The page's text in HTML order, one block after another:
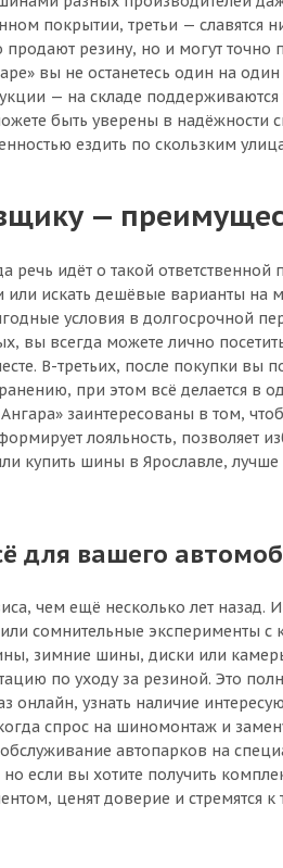
покрытии, третьи —
резину, но и могут
вы не останетесь один на
— на складе
быть уверены в
ездить по скользким
—
идёт о такой
искать дешёвые варианты на
условия в долгосрочной
вы всегда можете лично
В-третьих, после покупки вы
при этом всё делается в
заинтересованы в том,
лояльность, позволяет
купить шины в Ярославле,
для вашего
чем ещё несколько лет
сомнительные
зимние шины, диски или
по уходу за резиной. Это
онлайн, узнать наличие
спрос на шиномонтаж и
автопарков на
вы хотите получить
ценят доверие и стремятся